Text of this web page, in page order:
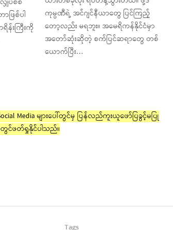
ြစ်ပါ
န်းကြီးကို
ကုမ္ပဏီရဲ့ အင်ဂျင်နီယာတွေ ပြင်ကြည့်
တော့လည်း မရဘူး။ အမေရိကန်နိုင်ငံမှာ
အတော်ဆုံးဆိုတဲ့ စက်ပြင်ဆရာတွေ တစ်
ယောက်ပြီး…
Media များပေါ်တွင်မှ ပြန်လည်ကူးယူဖော်ပြခွင့်မပြု
တွင်ဖတ်ရှုနိုင်ပါသည်။